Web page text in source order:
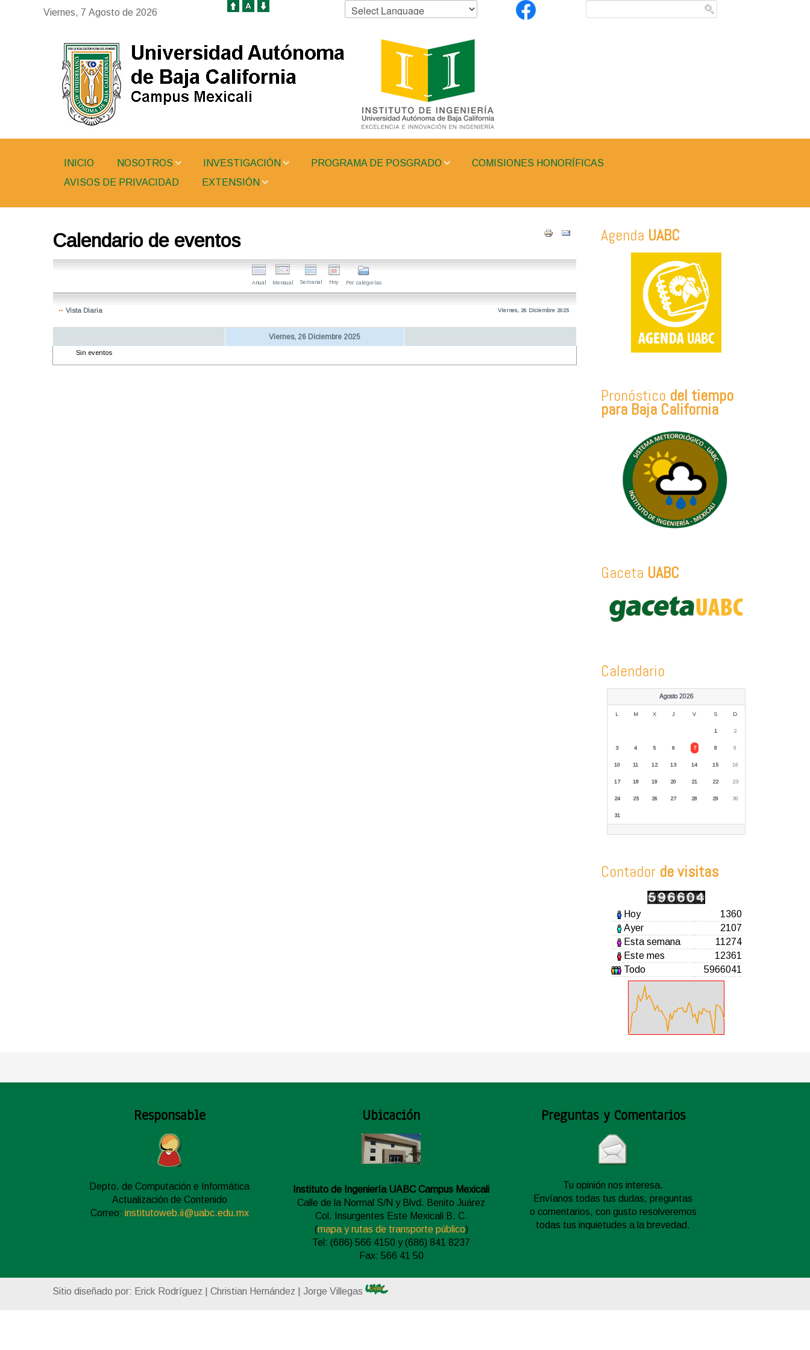
Viernes, 7 Agosto de 2026
INICIO NOSOTROS INVESTIGACIÓN PROGRAMA DE POSGRADO
COMISIONES HONORÍFICAS
AVISOS DE PRIVACIDAD
EXTENSIÓN
Calendario de eventos
Anual Mensual Semanal Hoy Por categorías
Vista Diaria Viernes, 26 Diciembre 2025
Viernes, 26 Diciembre 2025
Sin eventos
Agenda UABC
Pronóstico del tiempo
para Baja California
Gaceta UABC
Calendario
Agosto 2026
L M X J V S D
1 2
3 4 5 6 7 8 9
10 11 12 13 14 15 16
17 18 19 20 21 22 23
24 25 26 27 28 29 30
31
Contador de visitas
Hoy
1360
Ayer
2107
Esta semana
11274
Este mes
12361
Todo
5966041
Responsable
Depto. de Computación e Informática
Actualización de Contenido
Correo: institutoweb.ii@uabc.edu.mx
Ubicación
Instituto de Ingeniería UABC Campus Mexicali
Calle de la Normal S/N y Blvd. Benito Juárez
Col. Insurgentes Este Mexicali B. C.
(mapa y rutas de transporte público)
Tel: (686) 566 4150 y (686) 841 8237
Fax: 566 41 50
Preguntas y Comentarios
Tu opinión nos interesa.
Envíanos todas tus dudas, preguntas
o comentarios, con gusto resolveremos
todas tus inquietudes a la brevedad.
Sitio diseñado por: Erick Rodríguez | Christian Hernández | Jorge Villegas